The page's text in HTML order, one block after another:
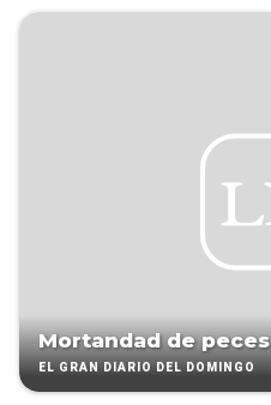
Mortandad de peces
EL GRAN DIARIO DEL DOMINGO